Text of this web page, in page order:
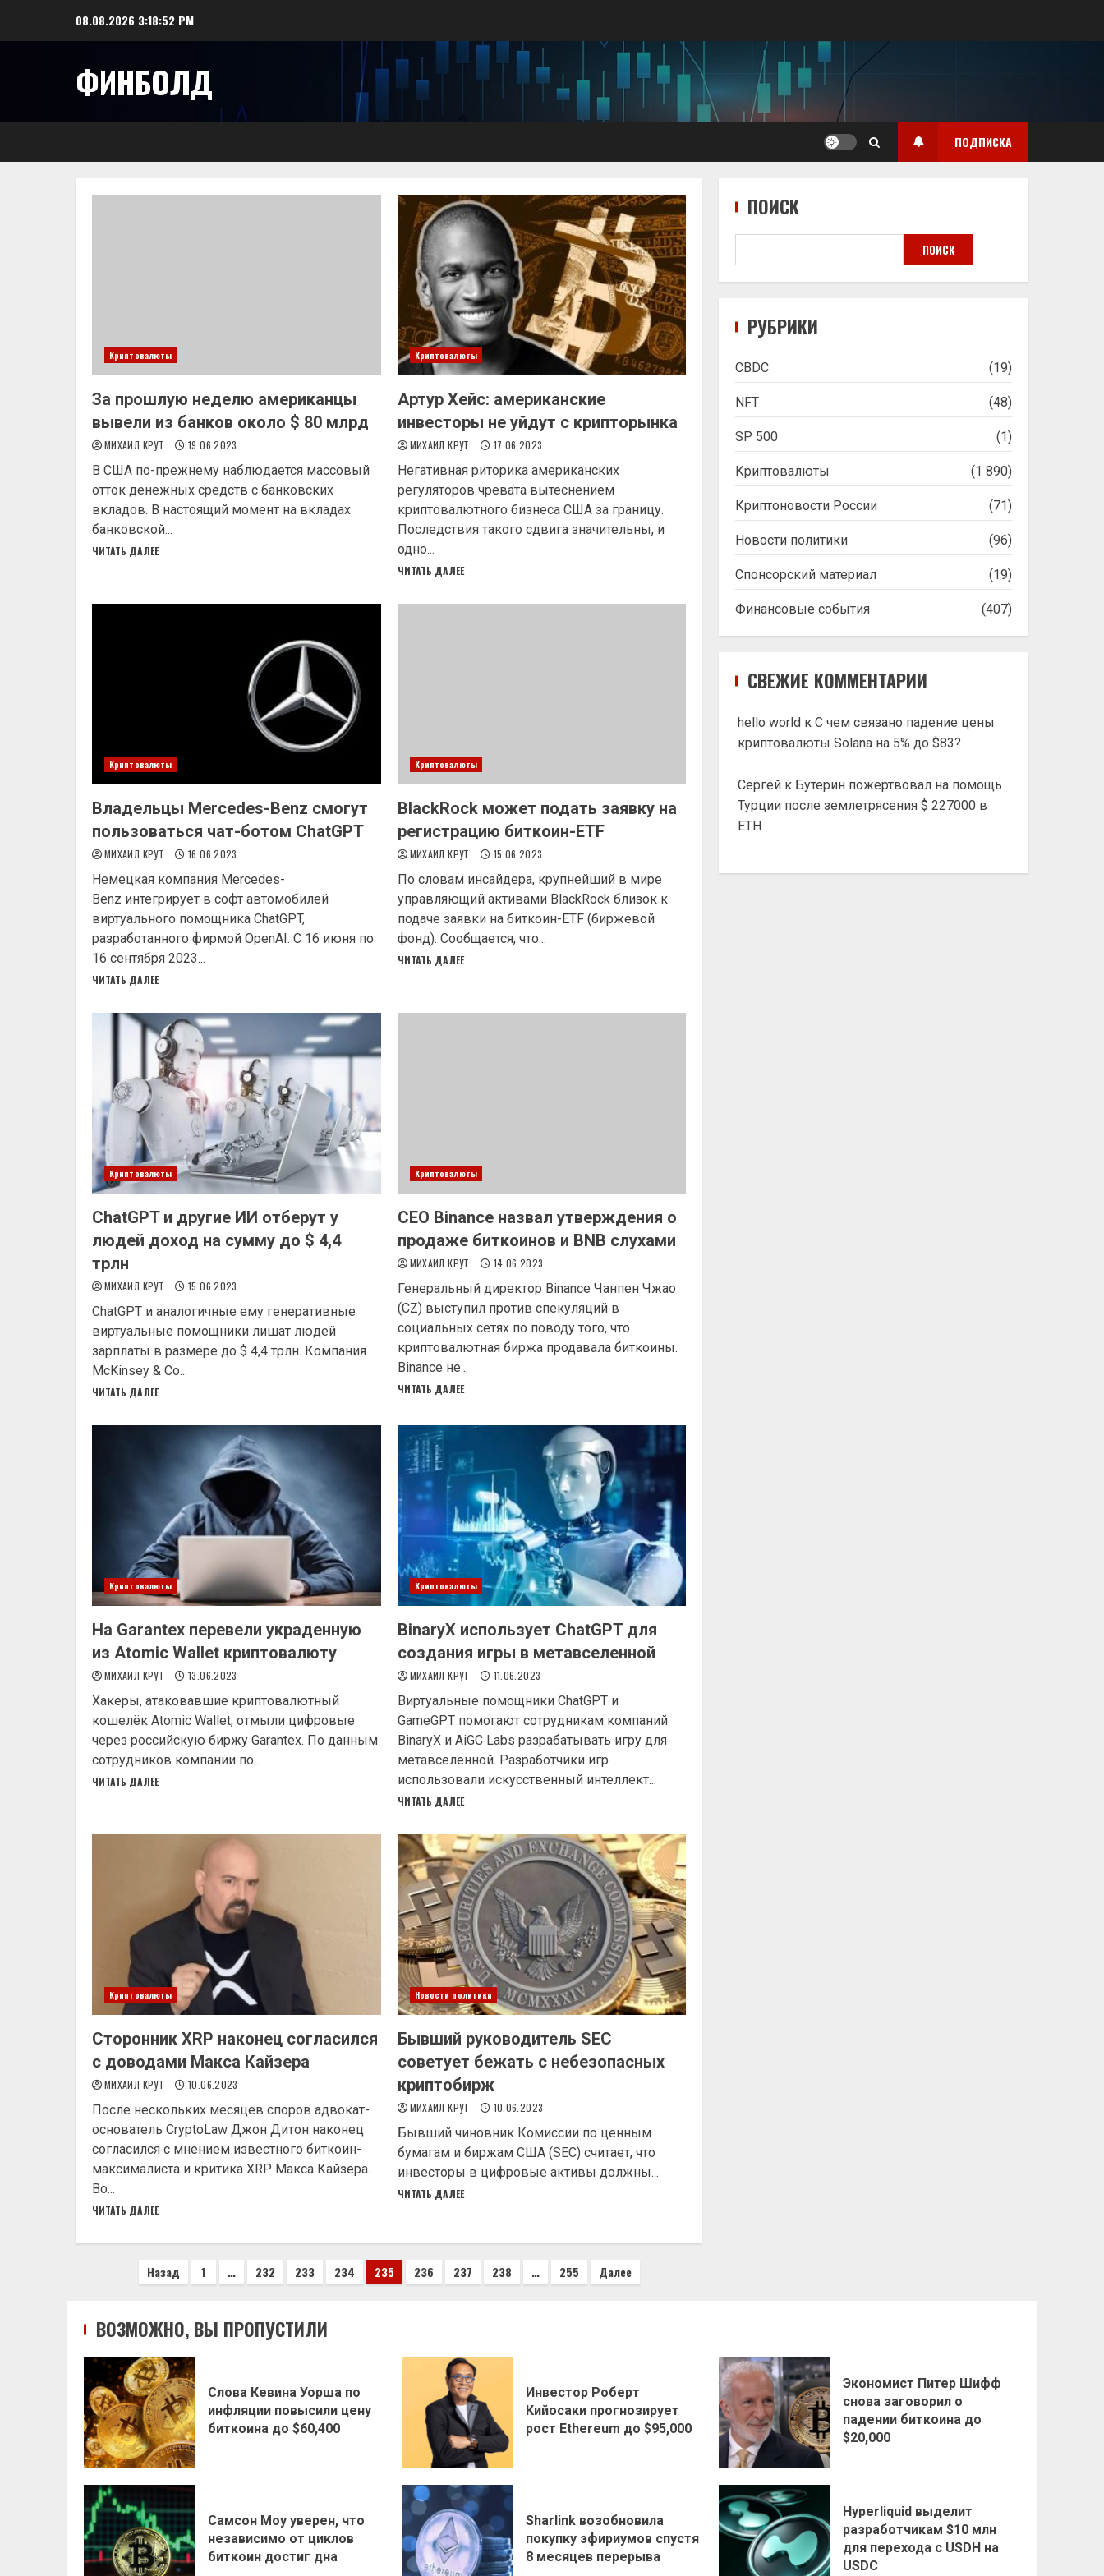
08.08.2026 3:18:53 PM
ФИНБОЛД
ПОДПИСКА
Криптовалюты
За прошлую неделю американцы
вывели из банков около $ 80 млрд
МИХАИЛ КРУТ 19.06.2023
В США по-прежнему наблюдается массовый
отток денежных средств с банковских
вкладов. В настоящий момент на вкладах
банковской...
ЧИТАТЬ ДАЛЕЕ
Криптовалюты
Артур Хейс: американские
инвесторы не уйдут с крипторынка
МИХАИЛ КРУТ 17.06.2023
Негативная риторика американских
регуляторов чревата вытеснением
криптовалютного бизнеса США за границу.
Последствия такого сдвига значительны, и
одно...
ЧИТАТЬ ДАЛЕЕ
Криптовалюты
Владельцы Mercedes-Benz смогут
пользоваться чат-ботом ChatGPT
МИХАИЛ КРУТ 16.06.2023
Немецкая компания Mercedes-
Benz интегрирует в софт автомобилей
виртуального помощника ChatGPT,
разработанного фирмой OpenAI. С 16 июня по
16 сентября 2023...
ЧИТАТЬ ДАЛЕЕ
Криптовалюты
BlackRock может подать заявку на
регистрацию биткоин-ETF
МИХАИЛ КРУТ 15.06.2023
По словам инсайдера, крупнейший в мире
управляющий активами BlackRock близок к
подаче заявки на биткоин-ETF (биржевой
фонд). Сообщается, что...
ЧИТАТЬ ДАЛЕЕ
Криптовалюты
ChatGPT и другие ИИ отберут у
людей доход на сумму до $ 4,4
трлн
МИХАИЛ КРУТ 15.06.2023
ChatGPT и аналогичные ему генеративные
виртуальные помощники лишат людей
зарплаты в размере до $ 4,4 трлн. Компания
McKinsey & Co...
ЧИТАТЬ ДАЛЕЕ
Криптовалюты
CEO Binance назвал утверждения о
продаже биткоинов и BNB слухами
МИХАИЛ КРУТ 14.06.2023
Генеральный директор Binance Чанпен Чжао
(CZ) выступил против спекуляций в
социальных сетях по поводу того, что
криптовалютная биржа продавала биткоины.
Binance не...
ЧИТАТЬ ДАЛЕЕ
Криптовалюты
На Garantex перевели украденную
из Atomic Wallet криптовалюту
МИХАИЛ КРУТ 13.06.2023
Хакеры, атаковавшие криптовалютный
кошелёк Atomic Wallet, отмыли цифровые
через российскую биржу Garantex. По данным
сотрудников компании по...
ЧИТАТЬ ДАЛЕЕ
Криптовалюты
BinaryX использует ChatGPT для
создания игры в метавселенной
МИХАИЛ КРУТ 11.06.2023
Виртуальные помощники ChatGPT и
GameGPT помогают сотрудникам компаний
BinaryX и AiGC Labs разрабатывать игру для
метавселенной. Разработчики игр
использовали искусственный интеллект...
ЧИТАТЬ ДАЛЕЕ
Криптовалюты
Сторонник XRP наконец согласился
с доводами Макса Кайзера
МИХАИЛ КРУТ 10.06.2023
После нескольких месяцев споров адвокат-
основатель CryptoLaw Джон Дитон наконец
согласился с мнением известного биткоин-
максималиста и критика XRP Макса Кайзера.
Во...
ЧИТАТЬ ДАЛЕЕ
Новости политики
Бывший руководитель SEC
советует бежать с небезопасных
криптобирж
МИХАИЛ КРУТ 10.06.2023
Бывший чиновник Комиссии по ценным
бумагам и биржам США (SEC) считает, что
инвесторы в цифровые активы должны...
ЧИТАТЬ ДАЛЕЕ
Пагинация
Назад 1 … 232 233 234 235 236 237 238 … 255 Далее
ПОИСК
ПОИСК
РУБРИКИ
CBDC (19)
NFT (48)
SP 500 (1)
Криптовалюты (1 890)
Криптоновости России (71)
Новости политики (96)
Спонсорский материал (19)
Финансовые события (407)
СВЕЖИЕ КОММЕНТАРИИ
hello world кС чем связано падение цены
криптовалюты Solana на 5% до $83?
Сергей к Бутерин пожертвовал на помощь
Турции после землетрясения $ 227000 в
ETH
ВОЗМОЖНО, ВЫ ПРОПУСТИЛИ
Слова Кевина Уорша по
инфляции повысили цену
биткоина до $60,400
Инвестор Роберт
Кийосаки прогнозирует
рост Ethereum до $95,000
Экономист Питер Шифф
снова заговорил о
падении биткоина до
$20,000
Самсон Моу уверен, что
независимо от циклов
биткоин достиг дна
Sharlink возобновила
покупку эфириумов спустя
8 месяцев перерыва
Hyperliquid выделит
разработчикам $10 млн
для перехода с USDH на
USDC